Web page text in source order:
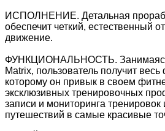
ИСПОЛНЕНИЕ. Детальная
обеспечит четкий, естественный
движение.
ФУНКЦИОНАЛЬНОСТЬ.
Matrix, пользователь получит
которому он привык в своем
эксклюзивных тренировочных
записи и мониторинга тренировок
путешествий в самые красивые